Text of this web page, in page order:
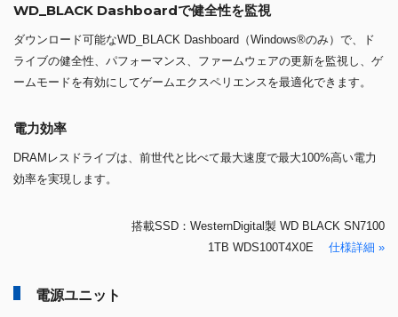
WD_BLACK Dashboardで健全性を監視
ダウンロード可能なWD_BLACK Dashboard（Windows®のみ）で、ド
ライブの健全性、パフォーマンス、ファームウェアの更新を監視し、ゲ
ームモードを有効にしてゲームエクスペリエンスを最適化できます。
電力効率
DRAMレスドライブは、前世代と比べて最大速度で最大100%高い電力
効率を実現します。
搭載SSD：WesternDigital製 WD BLACK SN7100
1TB WDS100T4X0E 仕様詳細 »
電源ユニット